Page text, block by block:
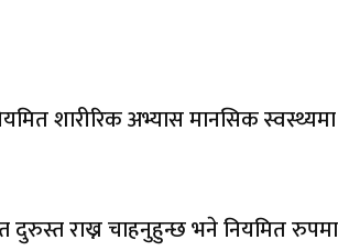
शारीरिक अभ्यास मानसिक
राख्न चाहनुहुन्छ भने नियमित रुपमा